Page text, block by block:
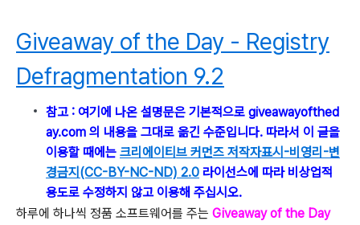
Giveaway of the Day - Registry
Defragmentation 9.2
참고 : 여기에 나온 설명문은 기본적으로 giveawayofthed
ay.com 의 내용을 그대로 옮긴 수준입니다. 따라서 이 글을
이용할 때에는 크리에이티브 커먼즈 저작자표시-비영리-변
경금지(CC-BY-NC-ND) 2.0 라이선스에 따라 비상업적
용도로 수정하지 않고 이용해 주십시오.
하루에 하나씩 정품 소프트웨어를 주는 Giveaway of the Day